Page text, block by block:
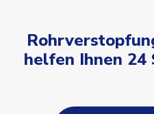
helfen Ihnen 24